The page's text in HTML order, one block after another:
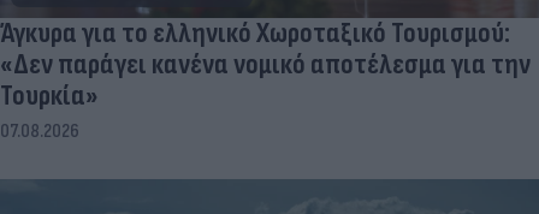
Άγκυρα για το ελληνικό Χωροταξικό Τουρισμού:
«Δεν παράγει κανένα νομικό αποτέλεσμα για την
Τουρκία»
07.08.2026